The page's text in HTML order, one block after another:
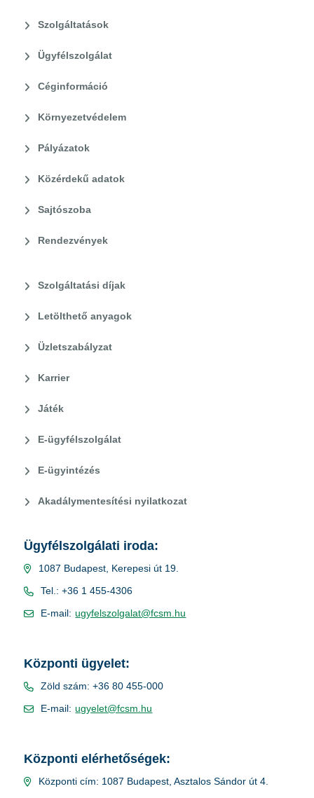
Szolgáltatások
Ügyfélszolgálat
Céginformáció
Környezetvédelem
Pályázatok
Közérdekű adatok
Sajtószoba
Rendezvények
Szolgáltatási díjak
Letölthető anyagok
Üzletszabályzat
Karrier
Játék
E-ügyfélszolgálat
E-ügyintézés
Akadálymentesítési nyilatkozat
Ügyfélszolgálati iroda:
1087 Budapest, Kerepesi út 19.
Tel.: +36 1 455-4306
E-mail: ugyfelszolgalat@fcsm.hu
Központi ügyelet:
Zöld szám: +36 80 455-000
E-mail: ugyelet@fcsm.hu
Központi elérhetőségek:
Központi cím: 1087 Budapest, Asztalos Sándor út 4.